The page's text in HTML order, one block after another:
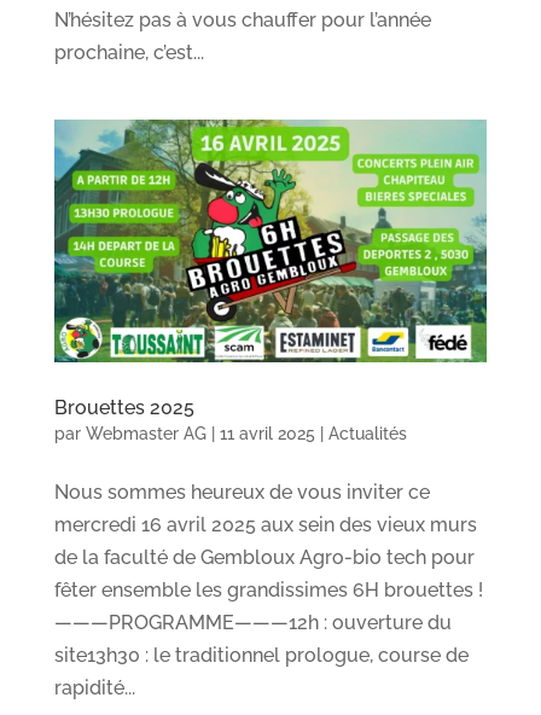
N’hésitez pas à vous chauffer pour l’année
prochaine, c’est...
Brouettes 2025
par Webmaster AG| 11 avril 2025 Actualités
Nous sommes heureux de vous inviter ce
mercredi 16 avril 2025 aux sein des vieux murs
de la faculté de Gembloux Agro-bio tech pour
fêter ensemble les grandissimes 6H brouettes !
———PROGRAMME———12h : ouverture du
site13h30 : le traditionnel prologue, course de
rapidité...